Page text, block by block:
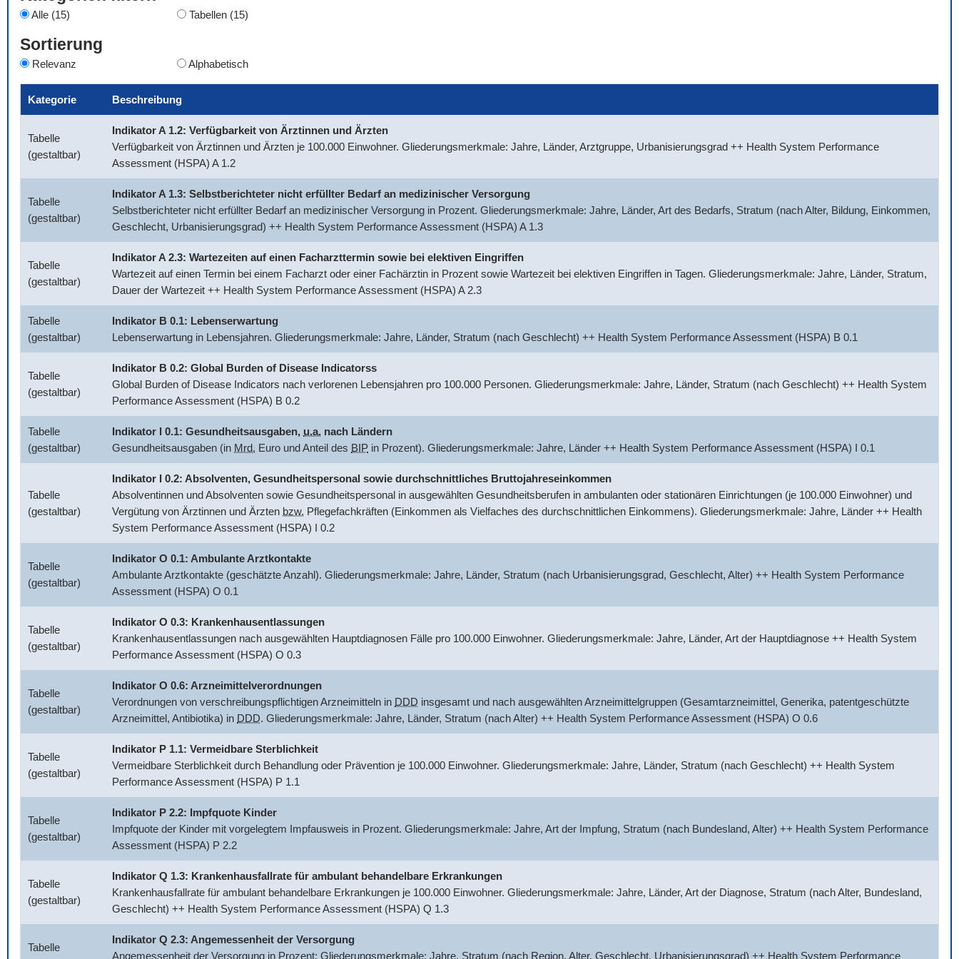
Alle (15) Tabellen (15)
Sortierung
Relevanz Alphabetisch
Kategorie Beschreibung
Tabelle
(gestaltbar)
Indikator A 1.2: Verfügbarkeit von Ärztinnen und Ärzten
Verfügbarkeit von Ärztinnen und Ärzten je 100.000 Einwohner. Gliederungsmerkmale: Jahre, Länder, Arztgruppe, Urbanisierungsgrad ++ Health System Performance
Assessment (HSPA) A 1.2
Tabelle
(gestaltbar)
Indikator A 1.3: Selbstberichteter nicht erfüllter Bedarf an medizinischer Versorgung
Selbstberichteter nicht erfüllter Bedarf an medizinischer Versorgung in Prozent. Gliederungsmerkmale: Jahre, Länder, Art des Bedarfs, Stratum (nach Alter, Bildung, Einkommen,
Geschlecht, Urbanisierungsgrad) ++ Health System Performance Assessment (HSPA) A 1.3
Tabelle
(gestaltbar)
Indikator A 2.3: Wartezeiten auf einen Facharzttermin sowie bei elektiven Eingriffen
Wartezeit auf einen Termin bei einem Facharzt oder einer Fachärztin in Prozent sowie Wartezeit bei elektiven Eingriffen in Tagen. Gliederungsmerkmale: Jahre, Länder, Stratum,
Dauer der Wartezeit ++ Health System Performance Assessment (HSPA) A 2.3
Tabelle
(gestaltbar)
Indikator B 0.1: Lebenserwartung
Lebenserwartung in Lebensjahren. Gliederungsmerkmale: Jahre, Länder, Stratum (nach Geschlecht) ++ Health System Performance Assessment (HSPA) B 0.1
Tabelle
(gestaltbar)
Indikator B 0.2: Global Burden of Disease Indicatorss
Global Burden of Disease Indicators nach verlorenen Lebensjahren pro 100.000 Personen. Gliederungsmerkmale: Jahre, Länder, Stratum (nach Geschlecht) ++ Health System
Performance Assessment (HSPA) B 0.2
Tabelle
(gestaltbar)
Indikator I 0.1: Gesundheitsausgaben, u.a. nach Ländern
Gesundheitsausgaben (in Mrd. Euro und Anteil des BIP in Prozent). Gliederungsmerkmale: Jahre, Länder ++ Health System Performance Assessment (HSPA) I 0.1
Tabelle
(gestaltbar)
Indikator I 0.2: Absolventen, Gesundheitspersonal sowie durchschnittliches Bruttojahreseinkommen
Absolventinnen und Absolventen sowie Gesundheitspersonal in ausgewählten Gesundheitsberufen in ambulanten oder stationären Einrichtungen (je 100.000 Einwohner) und
Vergütung von Ärztinnen und Ärzten bzw. Pflegefachkräften (Einkommen als Vielfaches des durchschnittlichen Einkommens). Gliederungsmerkmale: Jahre, Länder ++ Health
System Performance Assessment (HSPA) I 0.2
Tabelle
(gestaltbar)
Indikator O 0.1: Ambulante Arztkontakte
Ambulante Arztkontakte (geschätzte Anzahl). Gliederungsmerkmale: Jahre, Länder, Stratum (nach Urbanisierungsgrad, Geschlecht, Alter) ++ Health System Performance
Assessment (HSPA) O 0.1
Tabelle
(gestaltbar)
Indikator O 0.3: Krankenhausentlassungen
Krankenhausentlassungen nach ausgewählten Hauptdiagnosen Fälle pro 100.000 Einwohner. Gliederungsmerkmale: Jahre, Länder, Art der Hauptdiagnose ++ Health System
Performance Assessment (HSPA) O 0.3
Tabelle
(gestaltbar)
Indikator O 0.6: Arzneimittelverordnungen
Verordnungen von verschreibungspflichtigen Arzneimitteln in DDD insgesamt und nach ausgewählten Arzneimittelgruppen (Gesamtarzneimittel, Generika, patentgeschützte
Arzneimittel, Antibiotika) in DDD. Gliederungsmerkmale: Jahre, Länder, Stratum (nach Alter) ++ Health System Performance Assessment (HSPA) O 0.6
Tabelle
(gestaltbar)
Indikator P 1.1: Vermeidbare Sterblichkeit
Vermeidbare Sterblichkeit durch Behandlung oder Prävention je 100.000 Einwohner. Gliederungsmerkmale: Jahre, Länder, Stratum (nach Geschlecht) ++ Health System
Performance Assessment (HSPA) P 1.1
Tabelle
(gestaltbar)
Indikator P 2.2: Impfquote Kinder
Impfquote der Kinder mit vorgelegtem Impfausweis in Prozent. Gliederungsmerkmale: Jahre, Art der Impfung, Stratum (nach Bundesland, Alter) ++ Health System Performance
Assessment (HSPA) P 2.2
Tabelle
(gestaltbar)
Indikator Q 1.3: Krankenhausfallrate für ambulant behandelbare Erkrankungen
Krankenhausfallrate für ambulant behandelbare Erkrankungen je 100.000 Einwohner. Gliederungsmerkmale: Jahre, Länder, Art der Diagnose, Stratum (nach Alter, Bundesland,
Geschlecht) ++ Health System Performance Assessment (HSPA) Q 1.3
Tabelle
Indikator Q 2.3: Angemessenheit der Versorgung
Angemessenheit der Versorgung in Prozent: Gliederungsmerkmale: Jahre, Stratum (nach Region, Alter, Geschlecht, Urbanisierungsgrad) ++ Health System Performance